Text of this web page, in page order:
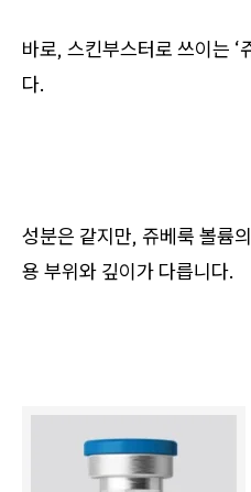
바로, 스킨부스터로 쓰이는 ‘
다.
성분은 같지만, 쥬베룩 볼륨
용 부위와 깊이가 다릅니다.